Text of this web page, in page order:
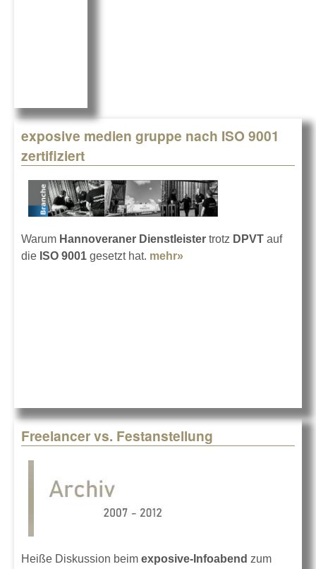
exposive medien gruppe nach ISO 9001
zertifiziert
Warum Hannoveraner Dienstleister trotz DPVT auf
die ISO 9001 gesetzt hat. mehr»
Freelancer vs. Festanstellung
Heiße Diskussion beim exposive-Infoabend zum